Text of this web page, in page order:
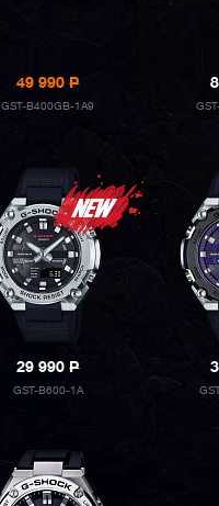
49 990P
GST-B400GB-1A9
29 990P
GST-B600-1A